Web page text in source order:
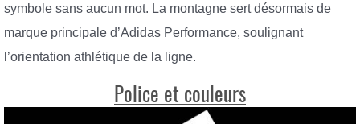
symbole sans aucun mot. La montagne sert désormais de
marque principale d’Adidas Performance, soulignant
l’orientation athlétique de la ligne.
Police et couleurs